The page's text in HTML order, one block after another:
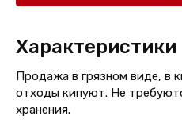
Характеристики
Продажа в грязном виде, в
отходы кипуют. Не
хранения.